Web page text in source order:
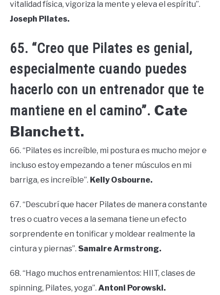
vitalidad física, vigoriza la mente y eleva el espíritu”.
Joseph Pilates.
65. “Creo que Pilates es genial,
especialmente cuando puedes
hacerlo con un entrenador que te
mantiene en el camino”. Cate
Blanchett.
66. “Pilates es increíble, mi postura es mucho mejor e
incluso estoy empezando a tener músculos en mi
barriga, es increíble”. Kelly Osbourne.
67. “Descubrí que hacer Pilates de manera constante
tres o cuatro veces a la semana tiene un efecto
sorprendente en tonificar y moldear realmente la
cintura y piernas”. Samaire Armstrong.
68. “Hago muchos entrenamientos: HIIT, clases de
spinning, Pilates, yoga”. Antoni Porowski.